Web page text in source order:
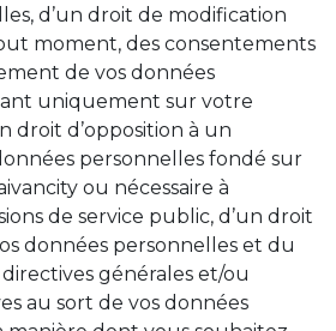
d’un droit de modification
moment, des consentements
de vos données
uniquement sur votre
droit d’opposition à un
personnelles fondé sur
ou nécessaire à
de service public, d’un droit
données personnelles et du
générales et/ou
au sort de vos données